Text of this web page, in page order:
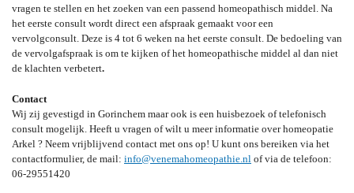
vragen te stellen en het zoeken van een passend homeopathisch middel. Na
het eerste consult wordt direct een afspraak gemaakt voor een
vervolgconsult. Deze is 4 tot 6 weken na het eerste consult. De bedoeling van
de vervolgafspraak is om te kijken of het homeopathische middel al dan niet
de klachten verbetert.
Contact
Wij zij gevestigd in Gorinchem maar ook is een huisbezoek of telefonisch
consult mogelijk. Heeft u vragen of wilt u meer informatie over homeopatie
Arkel ? Neem vrijblijvend contact met ons op! U kunt ons bereiken via het
contactformulier, de mail: info@venemahomeopathie.nl of via de telefoon:
06-29551420